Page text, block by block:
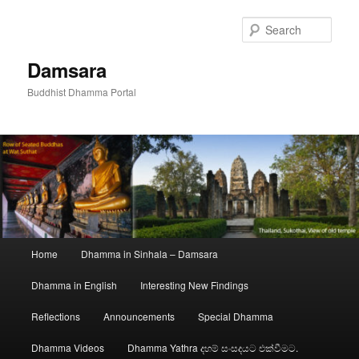
Damsara
Buddhist Dhamma Portal
Home Dhamma in Sinhala – Damsara
Dhamma in English Interesting New Findings
Reflections Announcements Special Dhamma
Dhamma Videos Dhamma Yathra දහම් සංසදයට එක්වීමට.